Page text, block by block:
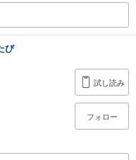
び
試し読み
フォロー